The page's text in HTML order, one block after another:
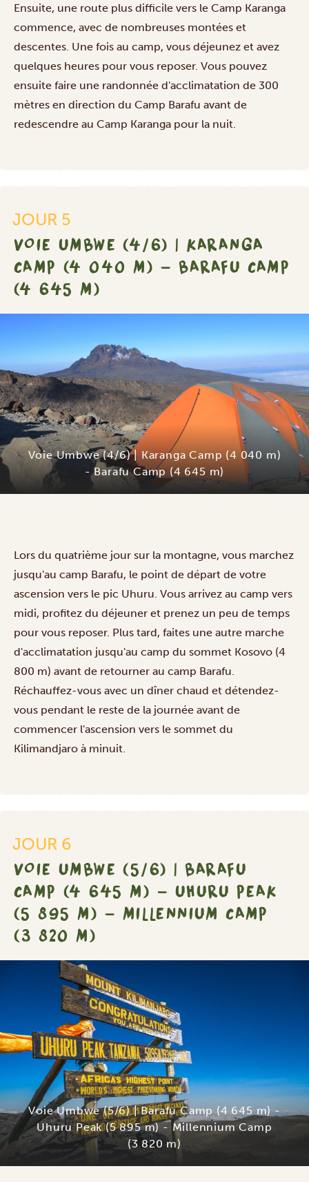
Ensuite, une route plus difficile vers le Camp Karanga
commence, avec de nombreuses montées et
descentes. Une fois au camp, vous déjeunez et avez
quelques heures pour vous reposer. Vous pouvez
ensuite faire une randonnée d'acclimatation de 300
mètres en direction du Camp Barafu avant de
redescendre au Camp Karanga pour la nuit.
JOUR 5
VOIE UMBWE (4/6) | KARANGA
CAMP (4 040 M) - BARAFU CAMP
(4 645 M)
Voie Umbwe (4/6) | Karanga Camp (4 040 m)
- Barafu Camp (4 645 m)
Lors du quatrième jour sur la montagne, vous marchez
jusqu'au camp Barafu, le point de départ de votre
ascension vers le pic Uhuru. Vous arrivez au camp vers
midi, profitez du déjeuner et prenez un peu de temps
pour vous reposer. Plus tard, faites une autre marche
d'acclimatation jusqu'au camp du sommet Kosovo (4
800 m) avant de retourner au camp Barafu.
Réchauffez-vous avec un dîner chaud et détendez-
vous pendant le reste de la journée avant de
commencer l'ascension vers le sommet du
Kilimandjaro à minuit.
JOUR 6
VOIE UMBWE (5/6) | BARAFU
CAMP (4 645 M) - UHURU PEAK
(5 895 M) - MILLENNIUM CAMP
(3 820 M)
Voie Umbwe (5/6) | Barafu Camp (4 645 m) -
Uhuru Peak (5 895 m) - Millennium Camp
(3 820 m)